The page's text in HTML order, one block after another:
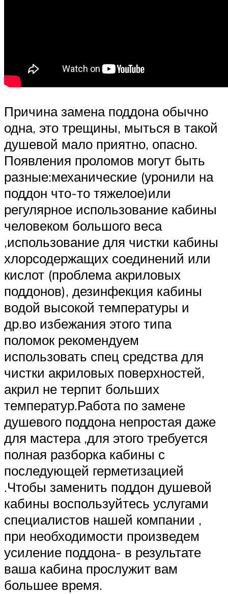
Причина замена поддона обычно
одна, это трещины, мыться в такой
душевой мало приятно, опасно.
Появления проломов могут быть
разные:механические (уронили на
поддон что-то тяжелое)или
регулярное использование кабины
человеком большого веса
,использование для чистки кабины
хлорсодержащих соединений или
кислот (проблема акриловых
поддонов), дезинфекция кабины
водой высокой температуры и
др.во избежания этого типа
поломок рекомендуем
использовать спец средства для
чистки акриловых поверхностей,
акрил не терпит больших
температур.Работа по замене
душевого поддона непростая даже
для мастера ,для этого требуется
полная разборка кабины с
последующей герметизацией
.Чтобы заменить поддон душевой
кабины воспользуйтесь услугами
специалистов нашей компании ,
при необходимости произведем
усиление поддона- в результате
ваша кабина прослужит вам
большее время.